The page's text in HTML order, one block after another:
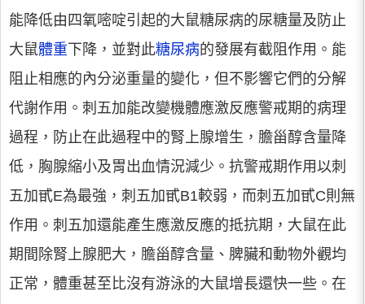
能降低由四氧嘧啶引起的大鼠糖尿病的尿糖量及防止
大鼠體重 下降，並對此糖尿病的發展有截阻作用。能
阻止相應的內分泌重量的變化，但不影響它們的分解
代謝作用。刺五加能改變機體應激反應警戒期的病理
過程，防止在此過程中的腎上腺增生，膽甾醇含量降
低，胸腺縮小及胃出血情況減少。抗警戒期作用以刺
五加甙E為最強，刺五加甙B1較弱，而刺五加甙C則無
作用。刺五加還能產生應激反應的抵抗期，大鼠在此
期間除腎上腺肥大，膽甾醇含量、脾臟和動物外觀均
正常，體重甚至比沒有游泳的大鼠增長還快一些。在